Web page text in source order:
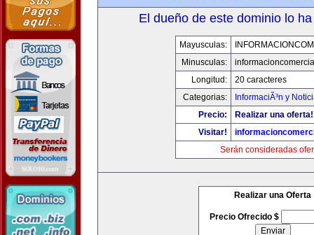
El dueño de este dominio lo
Mayusculas:
Minusculas:
Longitud:
20 caracteres
Categorias:
InformaciÃ³n y
Precio:
Realizar una oferta!
Visitar!
Serán consideradas
Realizar una Oferta
Precio Ofrecido $